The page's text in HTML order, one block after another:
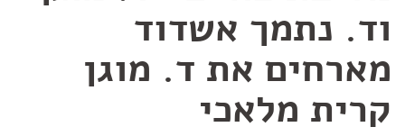
וד. נתמך אשדוד
מארחים את ד. מוגן
קרית מלאכי